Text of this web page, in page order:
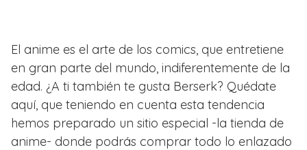
El anime es el arte de los comics, que entretiene
en gran parte del mundo, indiferentemente de la
edad. ¿A ti también te gusta Berserk? Quédate
aquí, que teniendo en cuenta esta tendencia
hemos preparado un sitio especial -la tienda de
anime- donde podrás comprar todo lo enlazado